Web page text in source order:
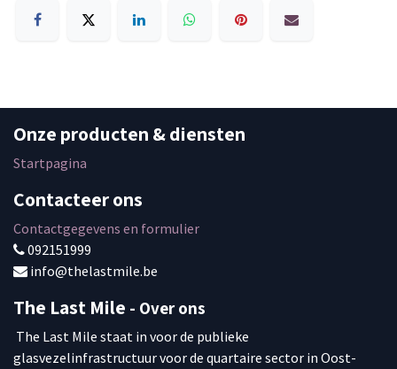
Onze producten & diensten
Startpagina
Contacteer ons
Contactgegevens en formulier
092151999
info@thelastmile.be
The Last Mile - Over ons
The Last Mile staat in voor de publieke
glasvezelinfrastructuur voor de quartaire sector in Oost-